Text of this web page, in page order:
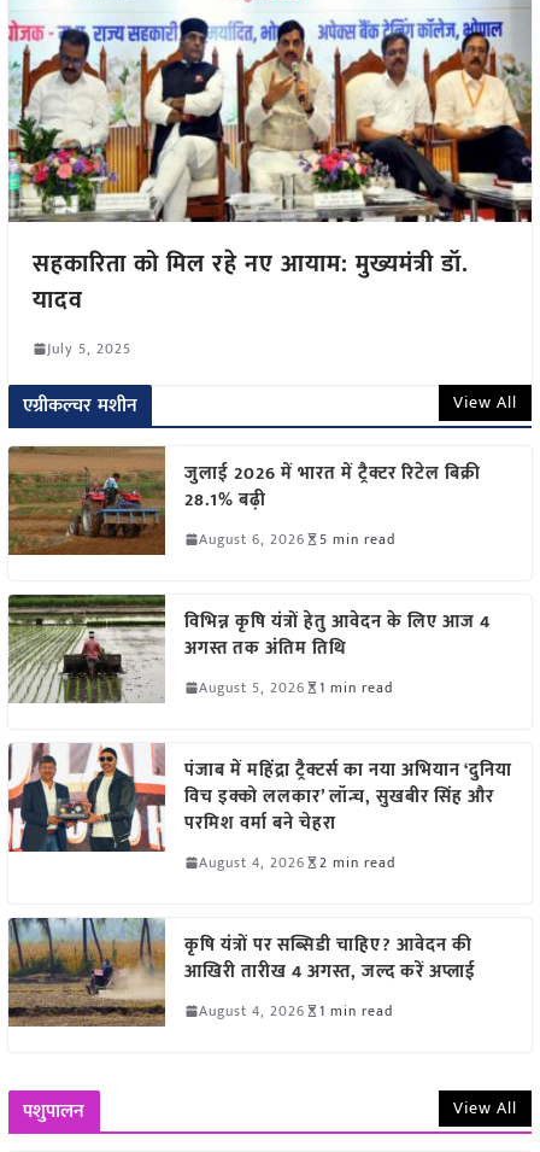
सहकारिता को मिल रहे नए आयाम: मुख्यमंत्री डॉ.
यादव
July 5, 2025
एग्रीकल्चर मशीन View All
जुलाई 2026 में भारत में ट्रैक्टर रिटेल बिक्री
28.1% बढ़ी
August 6, 2026 5 min read
विभिन्न कृषि यंत्रों हेतु आवेदन के लिए आज 4
अगस्त तक अंतिम तिथि
August 5, 2026 1 min read
पंजाब में महिंद्रा ट्रैक्टर्स का नया अभियान ‘दुनिया
विच इक्को ललकार’ लॉन्च, सुखबीर सिंह और
परमिश वर्मा बने चेहरा
August 4, 2026 2 min read
कृषि यंत्रों पर सब्सिडी चाहिए? आवेदन की
आखिरी तारीख 4 अगस्त, जल्द करें अप्लाई
August 4, 2026 1 min read
पशुपालन View All